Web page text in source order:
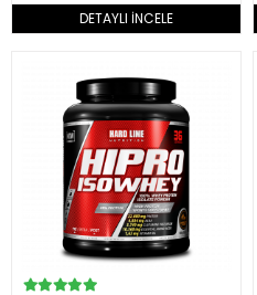
DETAYLI İNCELE